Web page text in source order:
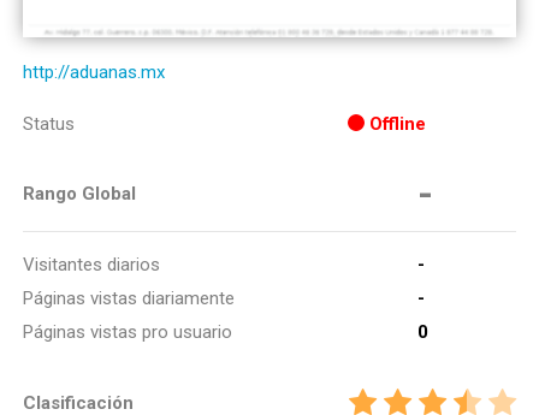
http://aduanas.mx
Status Offline
Rango Global -
Visitantes diarios
-
Páginas vistas diariamente
-
Páginas vistas pro usuario
0
Clasificación